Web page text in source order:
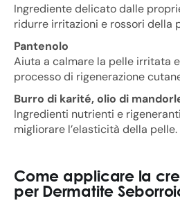
Ingrediente delicato dalle
ridurre irritazioni e rossori della
Pantenolo
Aiuta a calmare la pelle irritata
processo di rigenerazione
Burro di karité, olio di
Ingredienti nutrienti e
migliorare l’elasticità della pelle.
Come applicare la
per Dermatite